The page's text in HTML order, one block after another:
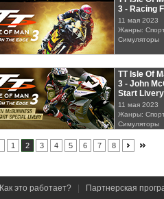
3 - Racing
11 мая 2023
Жанры:
Симуляторы
TT Isle Of
3 - John
Start Livery
11 мая 2023
Жанры:
Симуляторы
1 2 3 4 5 6 7 8
Как это работает? Партнерская